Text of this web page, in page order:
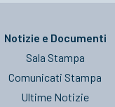
Notizie e Documenti
Sala Stampa
Comunicati Stampa
Ultime Notizie